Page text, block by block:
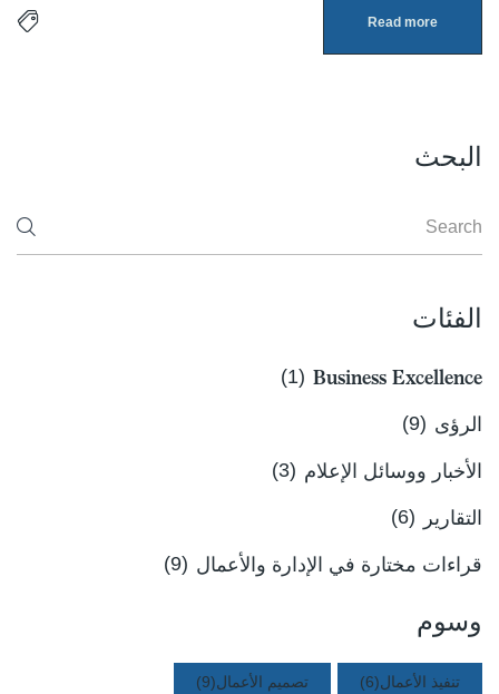
Read more
البحث
الفئات
Business Excellence
(1)
الرؤى (9)
الأخبار ووسائل الإعلام (3)
التقارير (6)
قراءات مختارة في الإدارة والأعمال (9)
وسوم
تنفيذ الأعمال(6) تصميم الأعمال(9)